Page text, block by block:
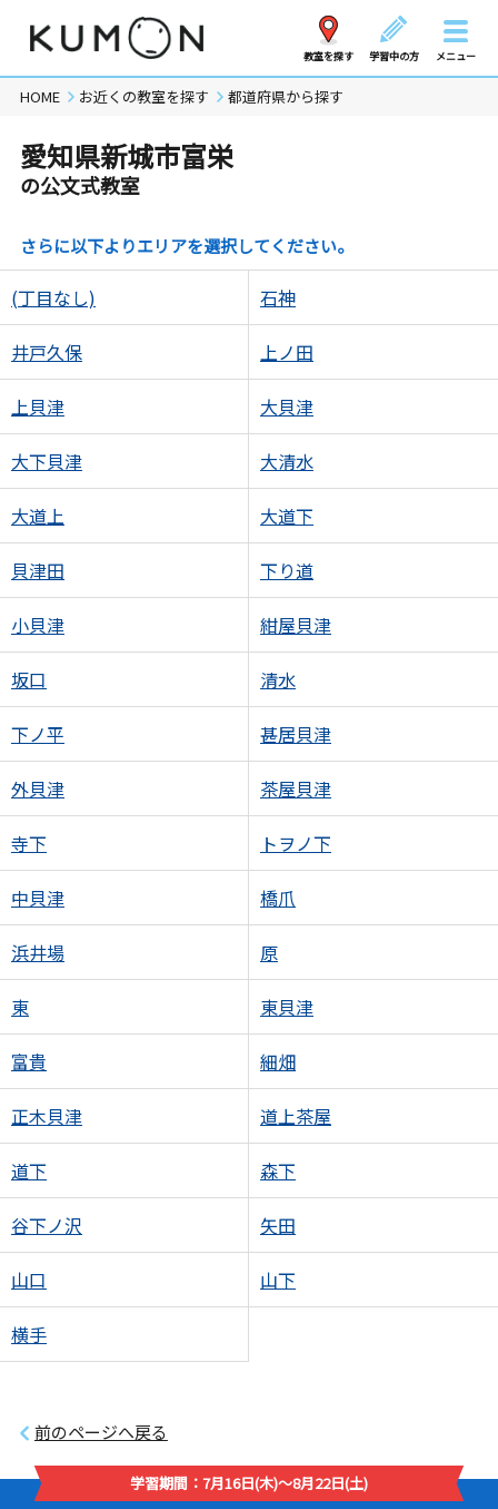
教室を探す 学習中の方 メニュー
HOME お近くの教室を探す 都道府県から探す
愛知県新城市富栄
の公文式教室
さらに以下よりエリアを選択してください。
(丁目なし) 石神
井戸久保 上ノ田
上貝津 大貝津
大下貝津 大清水
大道上 大道下
貝津田 下り道
小貝津 紺屋貝津
坂口 清水
下ノ平 甚居貝津
外貝津 茶屋貝津
寺下 トヲノ下
中貝津 橋爪
浜井場 原
東 東貝津
富貴 細畑
正木貝津 道上茶屋
道下 森下
谷下ノ沢 矢田
山口 山下
横手
前のページへ戻る
学習期間：7月16日(木)～8月22日(土)